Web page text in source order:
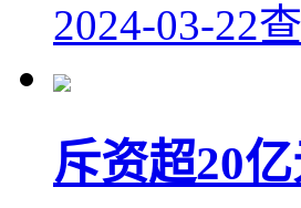
2024-03-22
斥资超20